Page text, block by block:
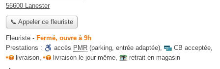
56600 Lanester
📞 Appeler ce fleuriste
Fleuriste - Fermé, ouvre à 9h
Prestations :
accès PMR (parking, entrée adaptée), CB acceptée,
livraison, livraison le jour même, retrait en magasin